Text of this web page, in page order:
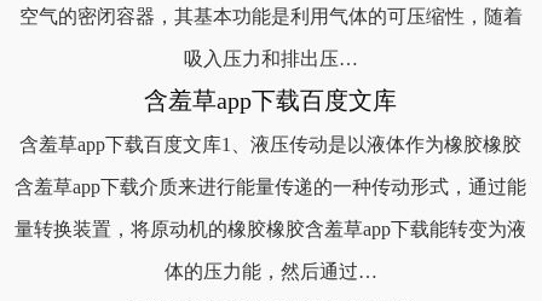
空气的密闭容器，其基本功能是利用气体的可压缩性，随着
吸入压力和排出压…
含羞草app下载百度文库
含羞草app下载百度文库1、液压传动是以液体作为橡胶橡胶
含羞草app下载介质来进行能量传递的一种传动形式，通过能
量转换装置，将原动机的橡胶橡胶含羞草app下载能转变为液
体的压力能，然后通过…